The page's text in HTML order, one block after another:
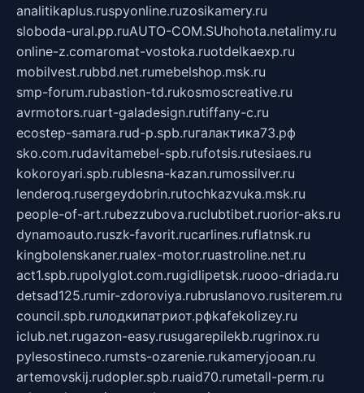
analitikaplus.ruspyonline.ruzosikamery.ru
sloboda-ural.pp.ruAUTO-COM.SUhohota.netalimy.ru
online-z.comaromat-vostoka.ruotdelkaexp.ru
mobilvest.rubbd.net.rumebelshop.msk.ru
smp-forum.rubastion-td.rukosmoscreative.ru
avrmotors.ruart-galadesign.rutiffany-c.ru
ecostep-samara.rud-p.spb.ruгалактика73.рф
sko.com.rudavitamebel-spb.rufotsis.rutesiaes.ru
kokoroyari.spb.rublesna-kazan.rumossilver.ru
lenderoq.rusergeydobrin.rutochkazvuka.msk.ru
people-of-art.rubezzubova.ruclubtibet.ruorior-aks.ru
dynamoauto.ruszk-favorit.rucarlines.ruflatnsk.ru
kingbolenskaner.rualex-motor.ruastroline.net.ru
act1.spb.rupolyglot.com.rugidlipetsk.ruooo-driada.ru
detsad125.rumir-zdoroviya.rubruslanovo.rusiterem.ru
council.spb.ruлодкипатриот.рфkafekolizey.ru
iclub.net.rugazon-easy.rusugarepilekb.rugrinox.ru
pylesostineco.rumsts-ozarenie.rukameryjooan.ru
artemovskij.rudopler.spb.ruaid70.rumetall-perm.ru